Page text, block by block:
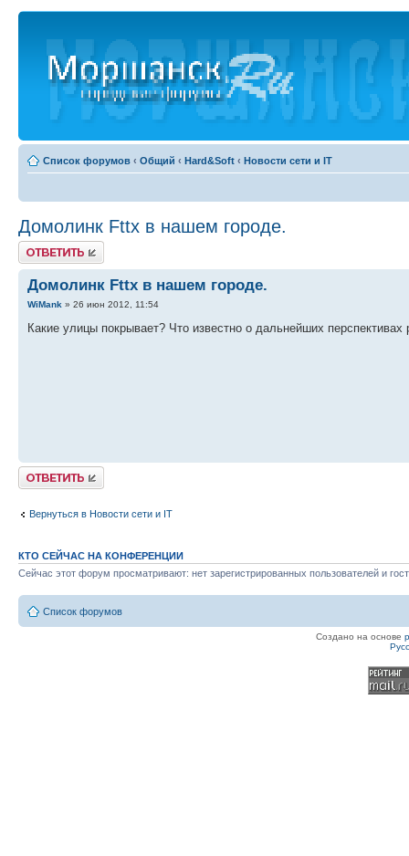
Список форумов ‹ Общий ‹ Hard&Soft ‹ Новости сети и IT
Домолинк Fttx в нашем городе.
Ответить
Домолинк Fttx в нашем городе.
WiMank » 26 июн 2012, 11:54
Какие улицы покрывает? Что известно о дальнейших
Ответить
Вернуться в Новости сети и IT
КТО СЕЙЧАС НА КОНФЕРЕНЦИИ
Сейчас этот форум просматривают: нет зарегистрированных пользователей и
Список форумов
Создано на основе